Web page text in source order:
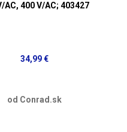
AC, 400 V/AC; 403427
34,99 €
od Conrad.sk